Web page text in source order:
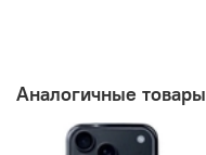
Аналогичные товары